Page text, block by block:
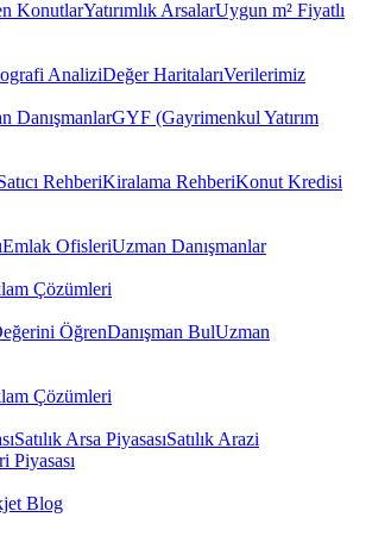
KonutlarYatırımlık ArsalarUygun m² Fiyatlı
AnaliziDeğer HaritalarıVerilerimiz
DanışmanlarGYF (Gayrimenkul Yatırım
RehberiKiralama RehberiKonut Kredisi
Emlak OfisleriUzman Danışmanlar
Çözümleri
ÖğrenDanışman BulUzman
Çözümleri
Satılık Arsa PiyasasıSatılık Arazi
Piyasası
Blog